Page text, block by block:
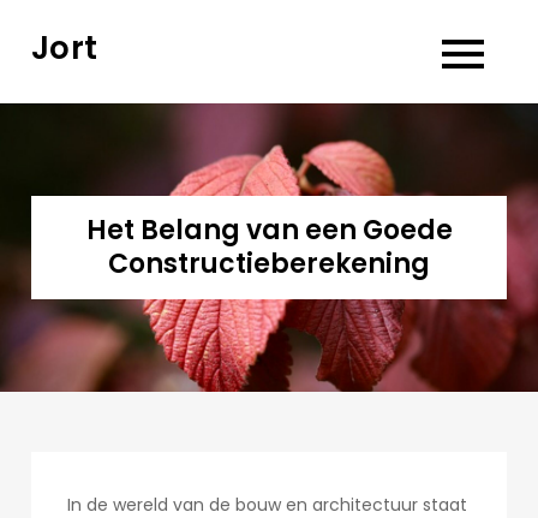
Jort
Het Belang van een Goede
Constructieberekening
In de wereld van de bouw en architectuur staat